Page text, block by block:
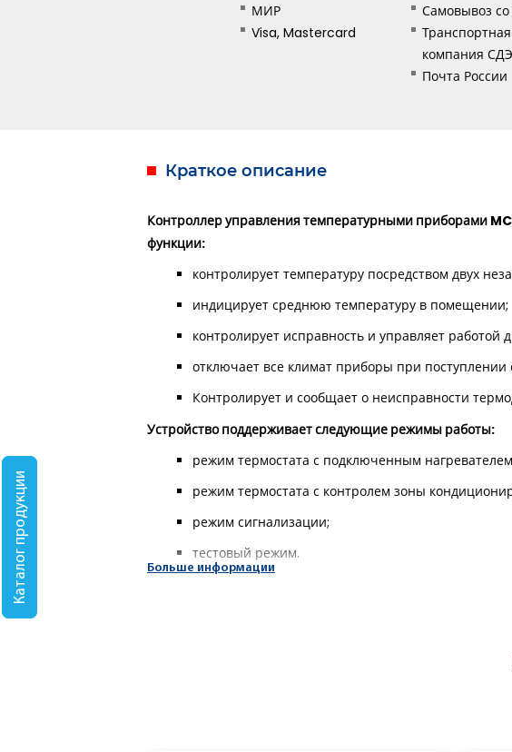
Каталог продукции
МИР
Visa, Mastercard
Самовывоз со
Транспортная
компания
Почта России
Краткое описание
Контроллер управления температурными приборами
функции:
контролирует температуру посредством двух
индицирует среднюю температуру в помещении;
контролирует исправность и управляет
отключает все климат приборы при поступлении
Контролирует и сообщает о неисправности
Устройство поддерживает следующие режимы работы:
режим термостата с подключенным
режим термостата с контролем зоны
режим сигнализации;
тестовый режим.
Больше информации